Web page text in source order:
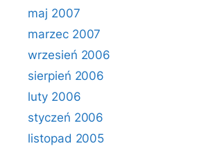
maj 2007
marzec 2007
wrzesień 2006
sierpień 2006
luty 2006
styczeń 2006
listopad 2005